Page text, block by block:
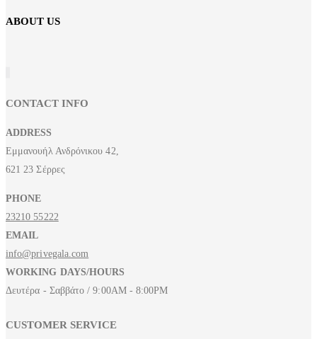
ABOUT US
CONTACT INFO
ADDRESS
Εμμανουήλ Ανδρόνικου 42,
621 23 Σέρρες
PHONE
23210 55222
EMAIL
info@privegala.com
WORKING DAYS/HOURS
Δευτέρα - Σαββάτο / 9:00AM - 8:00PM
CUSTOMER SERVICE